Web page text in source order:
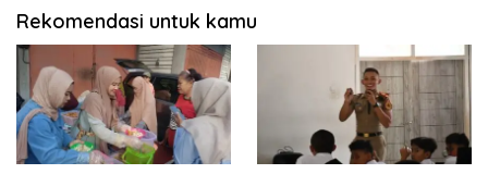
Rekomendasi untuk kamu